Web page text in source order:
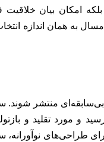
بلکه امکان بیان
به همان اندازه
بی‌سابقه‌ای منتشر شوند.
مورد تقلید و
طراحی‌های